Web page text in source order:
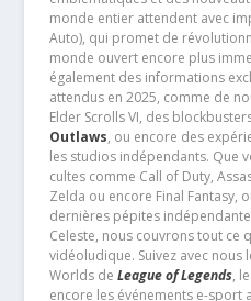
monde entier attendent avec
Auto), qui promet de
monde ouvert encore plus
également des informations
attendus en 2025, comme de
Elder Scrolls VI, des
Outlaws, ou encore des
les studios indépendants. Que
cultes comme Call of Duty,
Zelda ou encore Final Fantasy,
dernières pépites
Celeste, nous couvrons tout ce
vidéoludique. Suivez avec
Worlds de League of Legends,
encore les événements e-sport